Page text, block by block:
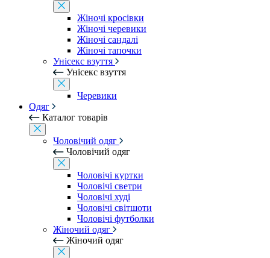
Жіночі кросівки
Жіночі черевики
Жіночі сандалі
Жіночі тапочки
Унісекс взуття
Унісекс взуття
Черевики
Одяг
Каталог товарів
Чоловічий одяг
Чоловічий одяг
Чоловічі куртки
Чоловічі светри
Чоловічі худі
Чоловічі світшоти
Чоловічі футболки
Жіночий одяг
Жіночий одяг